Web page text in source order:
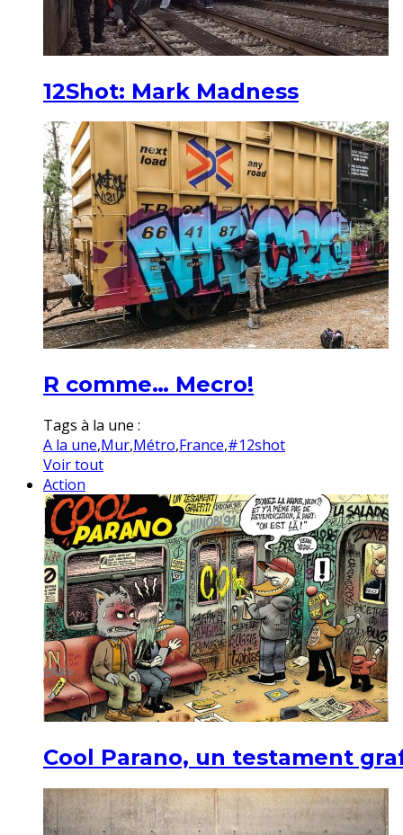
12Shot: Mark Madness
R comme… Mecro!
Tags à la une :
A la une,Mur,Métro,France,#12shot
Voir tout
Action
Cool Parano, un testament